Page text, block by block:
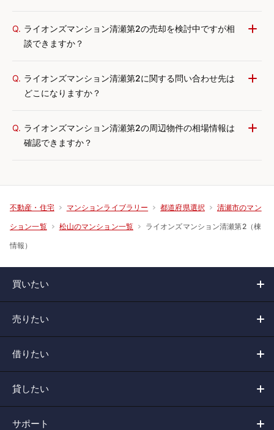
Q. ライオンズマンション清瀬第2の売却を検討中ですが相
談できますか？
Q. ライオンズマンション清瀬第2に関する問い合わせ先は
どこになりますか？
Q. ライオンズマンション清瀬第2の周辺物件の相場情報は
確認できますか？
不動産・住宅 マンションライブラリー 都道府県選択 清瀬市のマン
ション一覧 松山のマンション一覧 ライオンズマンション清瀬第2（棟
情報）
買いたい
売りたい
借りたい
貸したい
サポート